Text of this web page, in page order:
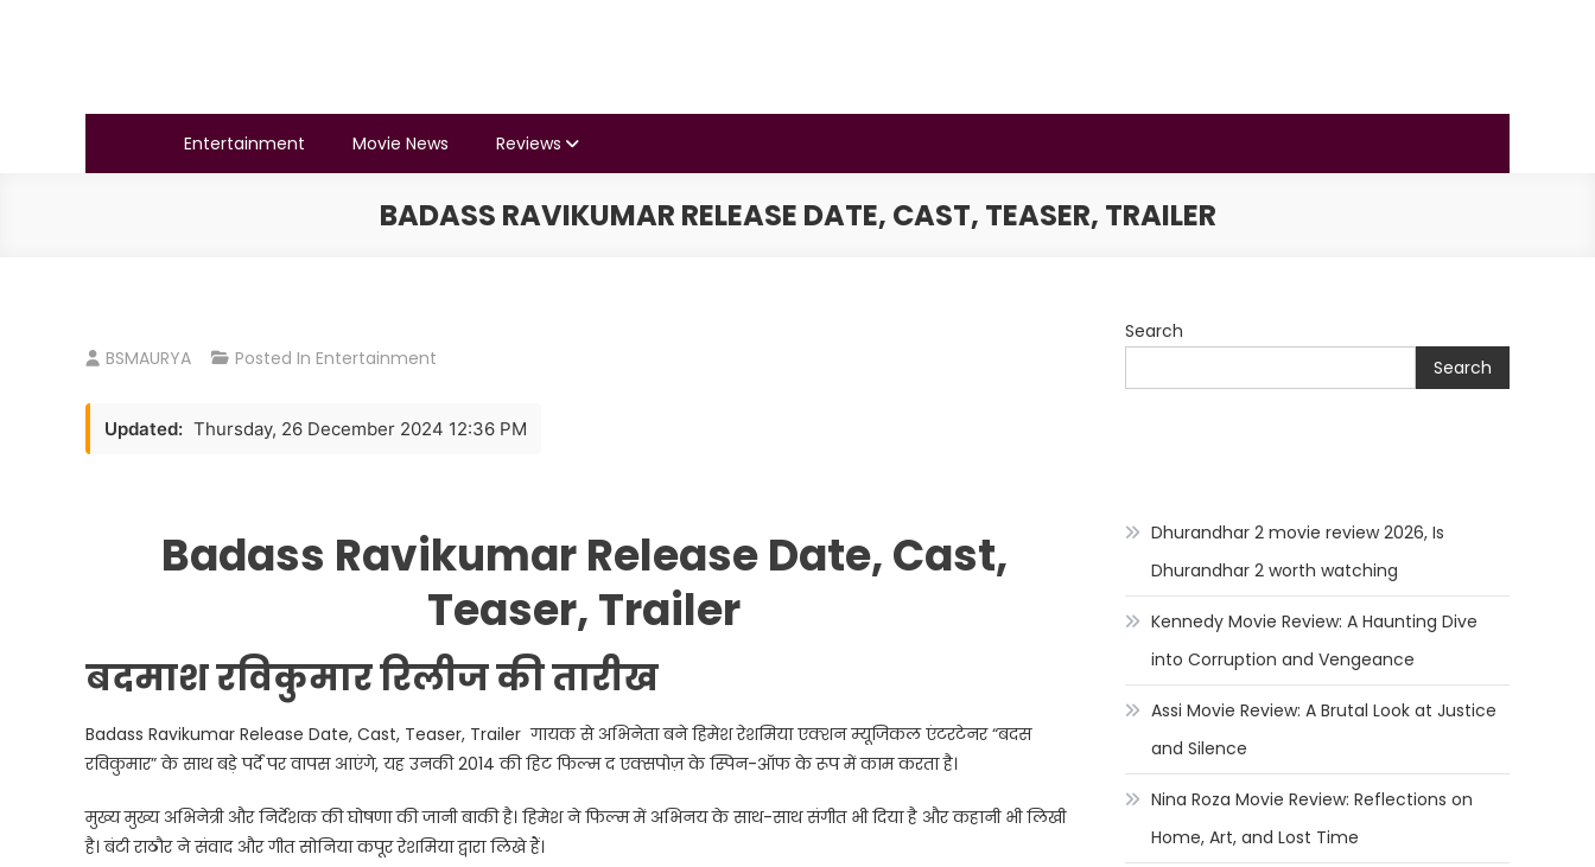
BSMAURYA
Entertainment
Movie News Reviews
BADASS RAVIKUMAR RELEASE DATE, CAST, TEASER, TRAILER
BSMAURYA Posted In Entertainment
Updated: Thursday, 26 December 2024 12:36 PM
Badass Ravikumar Release Date, Cast,
Teaser, Trailer
बदमाश रविकुमार रिलीज की तारीख
Badass Ravikumar Release Date, Cast, Teaser, Trailer गायक से अभिनेता बने हिमेश रेशमिया एक्शन म्यूजिकल एंटरटेनर “बदस
रविकुमार” के साथ बड़े पर्दे पर वापस आएंगे, यह उनकी 2014 की हिट फिल्म द एक्सपोज़ के स्पिन-ऑफ के रूप में काम करता है।
मुख्य मुख्य अभिनेत्री और निर्देशक की घोषणा की जानी बाकी है। हिमेश ने फिल्म में अभिनय के साथ-साथ संगीत भी दिया है और कहानी भी लिखी
है। बंटी राठौर ने संवाद और गीत सोनिया कपूर रेशमिया द्वारा लिखे हैं।
Search
Search
Dhurandhar 2 movie review 2026, Is
Dhurandhar 2 worth watching
Kennedy Movie Review: A Haunting Dive
into Corruption and Vengeance
Assi Movie Review: A Brutal Look at Justice
and Silence
Nina Roza Movie Review: Reflections on
Home, Art, and Lost Time